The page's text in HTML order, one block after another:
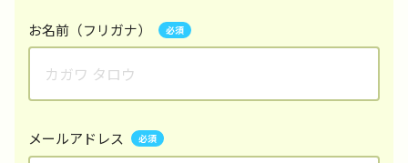
お名前（フリガナ）
メールアドレス